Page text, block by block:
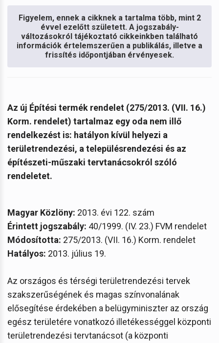
Figyelem, ennek a cikknek a tartalma több, mint 2
évvel ezelőtt született. A jogszabály-
változásokról tájékoztató cikkeinkben található
információk értelemszerűen a publikálás, illetve a
frissítés időpontjában érvényesek.
Az új Építési termék rendelet (275/2013. (VII. 16.)
Korm. rendelet) tartalmaz egy oda nem illő
rendelkezést is: hatályon kívül helyezi a
területrendezési, a településrendezési és az
építészeti-műszaki tervtanácsokról szóló
rendeletet.
Magyar Közlöny: 2013. évi 122. szám
Érintett jogszabály: 40/1999. (IV. 23.) FVM rendelet
Módosította: 275/2013. (VII. 16.) Korm. rendelet
Hatályos: 2013. július 19.
Az országos és térségi területrendezési tervek
szakszerűségének és magas színvonalának
elősegítése érdekében a belügyminiszter az ország
egész területére vonatkozó illetékességgel központi
területrendezési tervtanácsot (a központi